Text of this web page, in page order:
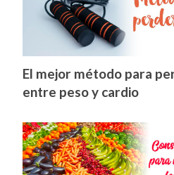
El mejor método para
entre peso y cardio